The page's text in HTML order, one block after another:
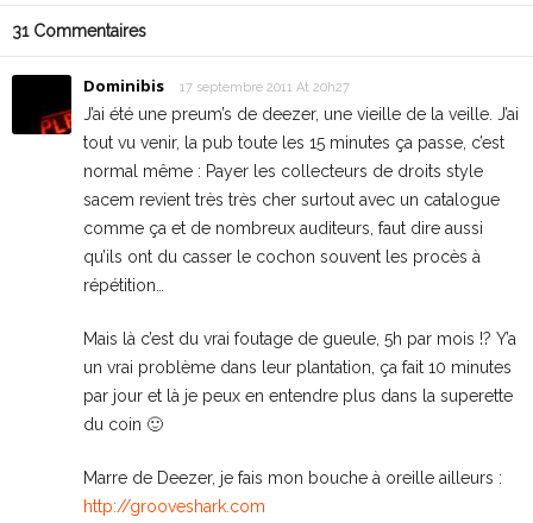
31 Commentaires
Dominibis 17 septembre 2011 At 20h27
J’ai été une preum’s de deezer, une vieille de la veille. J’ai
tout vu venir, la pub toute les 15 minutes ça passe, c’est
normal même : Payer les collecteurs de droits style
sacem revient très très cher surtout avec un catalogue
comme ça et de nombreux auditeurs, faut dire aussi
qu’ils ont du casser le cochon souvent les procès à
répétition…
Mais là c’est du vrai foutage de gueule, 5h par mois !? Y’a
un vrai problème dans leur plantation, ça fait 10 minutes
par jour et là je peux en entendre plus dans la superette
du coin 🙂
Marre de Deezer, je fais mon bouche à oreille ailleurs :
http://grooveshark.com